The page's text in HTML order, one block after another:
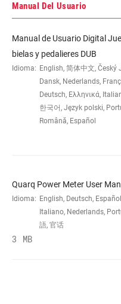
Manual Del Usuario
Manual de Usuario Digital
bielas y pedalieres DUB
Idioma: English, 简体中文, Český
Dansk, Nederlands,
Deutsch, Ελληνικά,
한국어, Język polski,
Română, Español
Quarq Power Meter User
Idioma: English, Deutsch,
Italiano, Nederlands,
語, 官话
3 MB